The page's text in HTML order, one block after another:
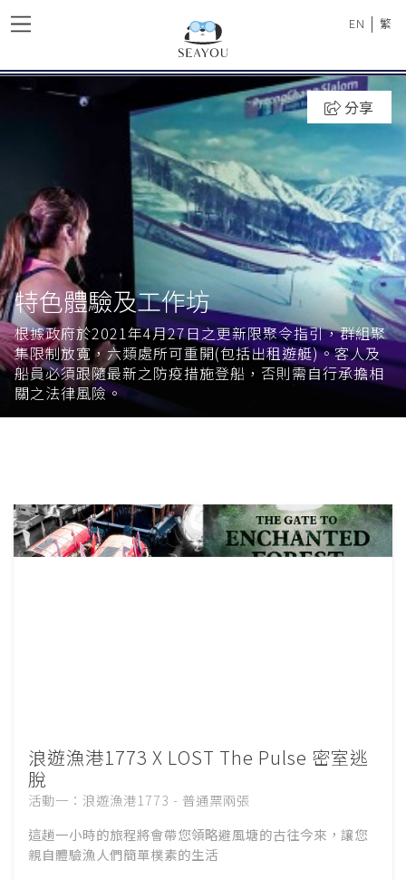
EN | 繁
特色體驗及工作坊
根據政府於2021年4月27日之更新限聚令指引，群組聚
集限制放寬，六類處所可重開(包括出租遊艇)。客人及
船員必須跟隨最新之防疫措施登船，否則需自行承擔相
關之法律風險。
分享
浪遊漁港1773 X LOST The Pulse 密室逃
脫
活動一：浪遊漁港1773 - 普通票兩張
這趟一小時的旅程將會帶您領略避風塘的古往今來，讓您
親自體驗漁人們簡單樸素的生活